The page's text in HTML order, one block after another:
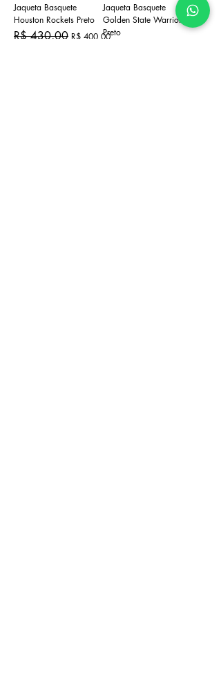
Jaqueta Basquete
Houston Rockets Preto
Preço normal
R$ 430,00 Preço promocional
R$ 400,00
Jaqueta Basquete
Golden State Warriors
Preto